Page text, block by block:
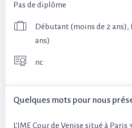
Pas de diplôme
Débutant (moins de 2 ans),
ans)
nc
Quelques mots pour nous
L'IME Cour de Venise situé à Paris